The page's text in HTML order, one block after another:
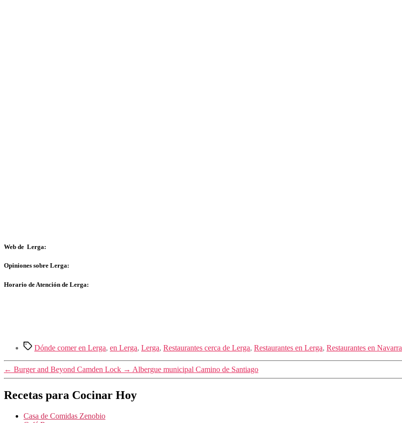
Web de Lerga:
Opiniones sobre Lerga:
Horario de Atención de Lerga:
Etiquetas
Dónde comer en Lerga, en Lerga, Lerga, Restaurantes cerca de Lerga, Restaurantes en Lerga, Restaurantes en Navarra
← Burger and Beyond Camden Lock → Albergue municipal Camino de Santiago
Recetas para Cocinar Hoy
Casa de Comidas Zenobio